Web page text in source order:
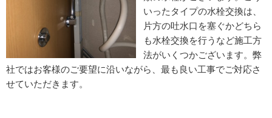
いったタイプの水栓交換は、
片方の吐水口を塞ぐかどちら
も水栓交換を行うなど施工方
法がいくつかございます。弊
社ではお客様のご要望に沿いながら、最も良い工事でご対応さ
せていただきます。